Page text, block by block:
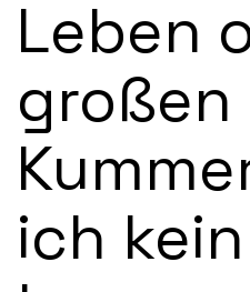
Leben
großen
ich kein